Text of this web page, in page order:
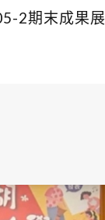
2期末成果展